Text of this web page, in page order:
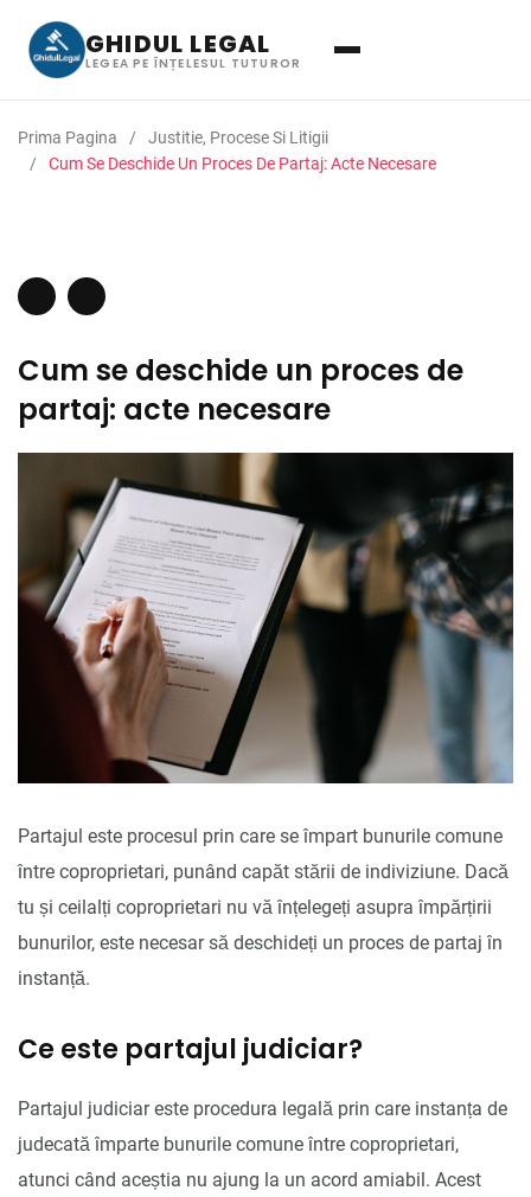
GHIDUL LEGAL
LEGEA PE ÎNȚELESUL TUTUROR
Prima Pagina
Justitie, Procese Si Litigii
Cum Se Deschide Un Proces De Partaj: Acte Necesare
Cum se deschide un proces de
partaj: acte necesare
Partajul este procesul prin care se împart bunurile comune
între coproprietari, punând capăt stării de indiviziune. Dacă
tu și ceilalți coproprietari nu vă înțelegeți asupra împărțirii
bunurilor, este necesar să deschideți un proces de partaj în
instanță.
Ce este partajul judiciar?
Partajul judiciar este procedura legală prin care instanța de
judecată împarte bunurile comune între coproprietari,
atunci când aceștia nu ajung la un acord amiabil. Acest